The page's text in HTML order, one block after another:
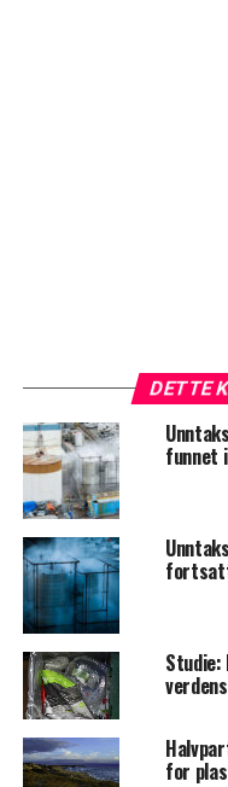
DETTE
funnet
Studie:
for